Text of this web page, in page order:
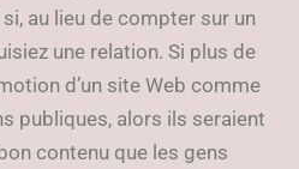
au lieu de compter sur un
une relation. Si plus de
d’un site Web comme
publiques, alors ils seraient
contenu que les gens